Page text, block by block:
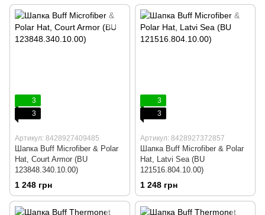
3
3
Артикул: 8428927409485
Шапка Buff Microfiber & Polar
Hat, Court Armor (BU
123848.340.10.00)
1 248 грн
3
3
Артикул: 8428927372857
Шапка Buff Microfiber & Polar
Hat, Latvi Sea (BU
121516.804.10.00)
1 248 грн